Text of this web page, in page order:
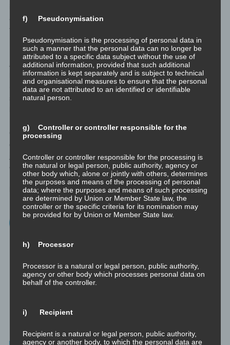
andere Wege mit anderen gehen darf. Ganz im Gegenteil, ich
finde das sogar ausgesprochen gut, bringt es doch neue
Erfahrungen und Gesichtspunkte mit sich.
Aber es heißt, dass das gemeinsame Stück des Weges ein Ziel
hat, und ich von uns beiden erwarte keine Aktionen zu setzen
(oder sie zu unterlassen), die dieses Ziel sabotieren oder gar
sich selbst oder den anderen in die Gefahr einer Schädigung zu
Gemeinsam heißt gemeinsam und das ist nicht Teilzeit. Ich
glaube nicht, dass dies Freiheit aus dem Leben nimmt, denn
jederzeit hat jeder die Freiheit selbstbestimmt und
eigenverantwortlich das gemeinsame Stück Weg zu beenden.
Und dies wertschätzend – also offen und ehrlich – zu
kommunizieren.
Leben ist Veränderung. Wachstum ist wahlweise.
f) Pseudonymisation
Pseudonymisation is the processing of personal data in
such a manner that the personal data can no longer be
attributed to a specific data subject without the use of
additional information, provided that such additional
information is kept separately and is subject to technical
and organisational measures to ensure that the personal
data are not attributed to an identified or identifiable
natural person.
g) Controller or controller responsible for the
processing
Controller or controller responsible for the processing is
the natural or legal person, public authority, agency or
other body which, alone or jointly with others, determines
the purposes and means of the processing of personal
data; where the purposes and means of such processing
are determined by Union or Member State law, the
controller or the specific criteria for its nomination may
be provided for by Union or Member State law.
h) Processor
Processor is a natural or legal person, public authority,
agency or other body which processes personal data on
behalf of the controller.
i) Recipient
Recipient is a natural or legal person, public authority,
agency or another body, to which the personal data are